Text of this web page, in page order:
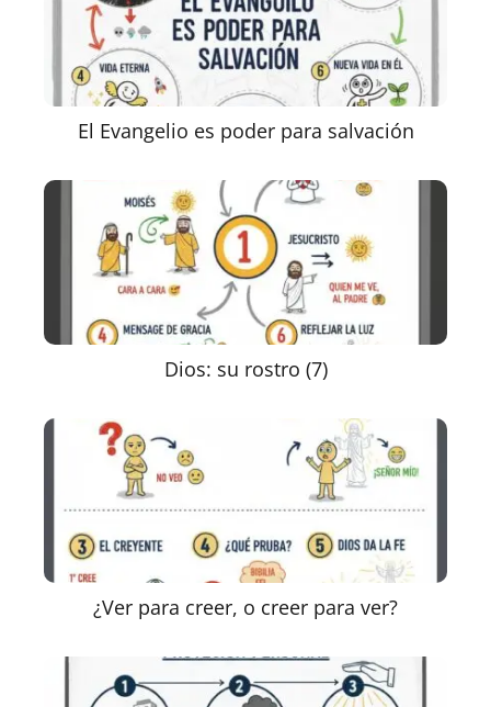
El Evangelio es poder para salvación
Dios: su rostro (7)
¿Ver para creer, o creer para ver?